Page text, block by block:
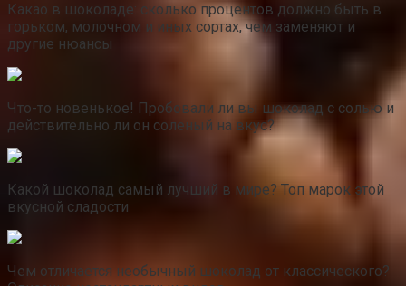
Какао в шоколаде: сколько процентов должно быть в
горьком, молочном и иных сортах, чем заменяют и
другие нюансы
Что-то новенькое! Пробовали ли вы шоколад с солью и
действительно ли он соленый на вкус?
Какой шоколад самый лучший в мире? Топ марок этой
вкусной сладости
Чем отличается необычный шоколад от классического?